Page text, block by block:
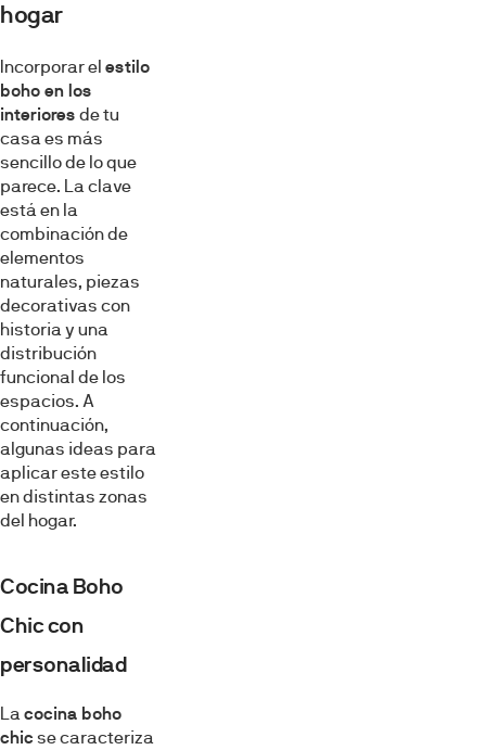
hogar
Incorporar el estilo
boho en los
interiores de tu
casa es más
sencillo de lo que
parece. La clave
está en la
combinación de
elementos
naturales, piezas
decorativas con
historia y una
distribución
funcional de los
espacios. A
continuación,
algunas ideas para
aplicar este estilo
en distintas zonas
del hogar.
Cocina Boho
Chic con
personalidad
Lacocina boho
chic se caracteriza